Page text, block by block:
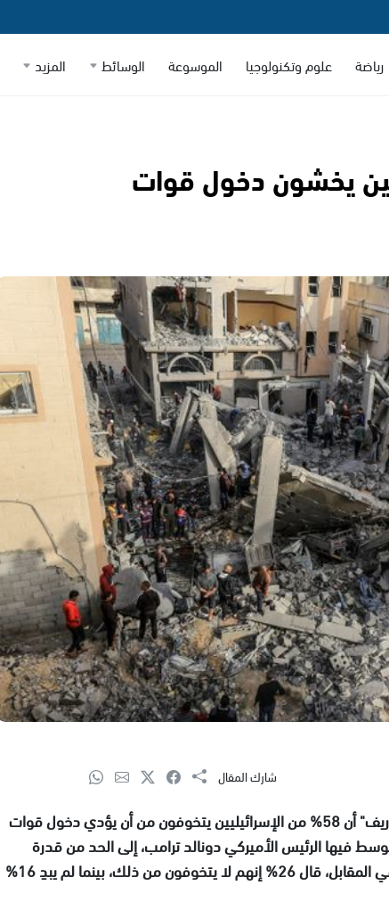
رياضة علوم وتكنولوجيا الموسوعة الوسائط المزيد
يخشون دخول قوات
شارك المقال
أظهر استطلاع للرأي نُشر اليوم الجمعة في صحيفة "معاريف" أن 58% من الإسرائيليين يتخوفون من أن يؤدي دخول قوات
فيها الرئيس الأميركي دونالد ترامب، إلى الحد من قدرة
الجيش الإسرائيلي على تنفيذ عمليات ضد حركة حماس، في المقابل، قال 26% إنهم لا يتخوفون من ذلك، بينما لم يبدِ 16%